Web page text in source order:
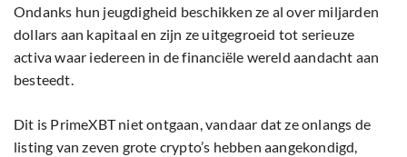
Ondanks hun jeugdigheid beschikken ze al over miljarden
dollars aan kapitaal en zijn ze uitgegroeid tot serieuze
activa waar iedereen in de financiële wereld aandacht aan
besteedt.
Dit is PrimeXBT niet ontgaan, vandaar dat ze onlangs de
listing van zeven grote crypto’s hebben aangekondigd,